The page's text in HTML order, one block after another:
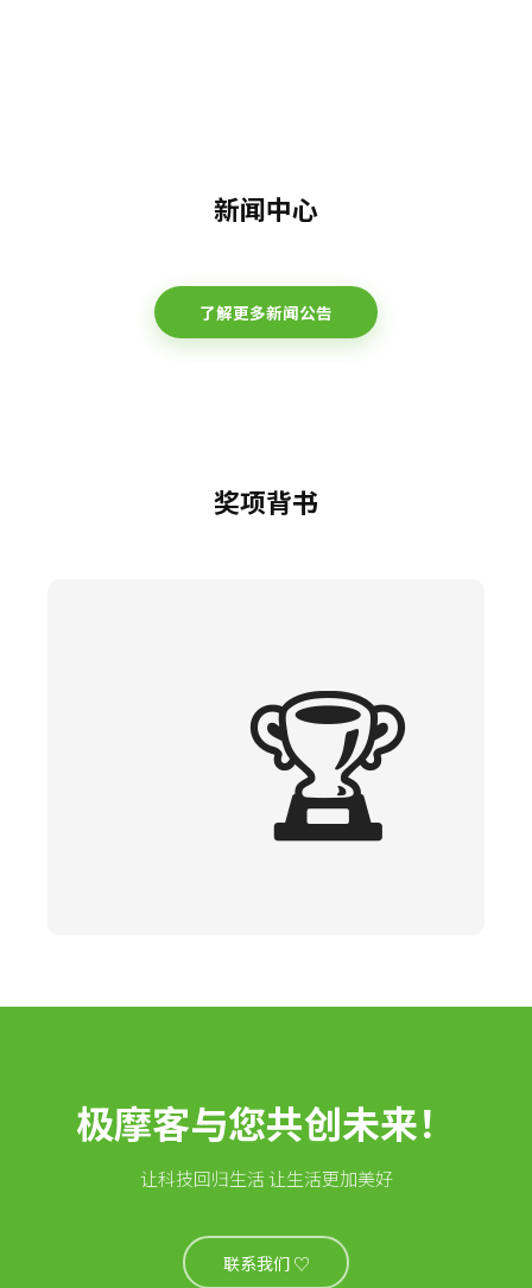
新闻中心
了解更多新闻公告
奖项背书
🏆
极摩客与您共创未来！
让科技回归生活 让生活更加美好
联系我们 ♡